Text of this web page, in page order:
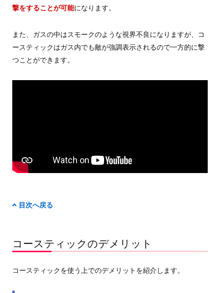
撃をすることが可能になります。
また、ガスの中はスモークのような視界不良になりますが、コ
ースティックはガス内でも敵が強調表示されるので一方的に撃
つことができます。
目次へ戻る
コースティックのデメリット
コースティックを使う上でのデメリットを紹介します。